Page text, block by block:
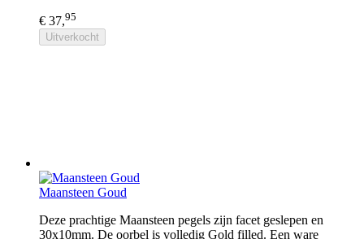
€ 37,95
Uitverkocht
Maansteen Goud
Deze prachtige Maansteen pegels zijn facet geslepen en
30x10mm. De oorbel is volledig Gold filled. Een ware